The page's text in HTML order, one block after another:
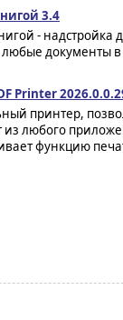
3.4
- надстройка
любые документы
Printer
принтер,
из любого
функцию